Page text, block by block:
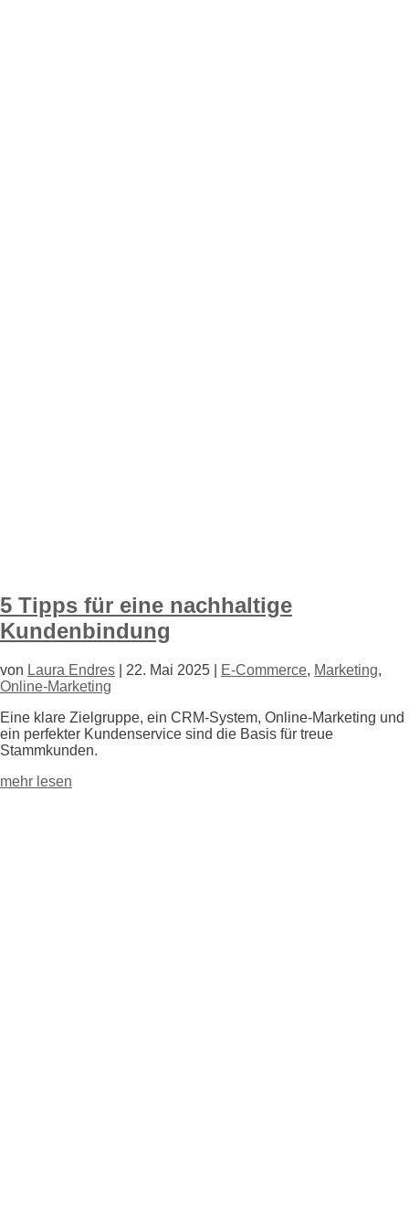
5 Tipps für eine nachhaltige
Kundenbindung
von Laura Endres 22. Mai 2025 E-Commerce, Marketing,
Online-Marketing
Eine klare Zielgruppe, ein CRM-System, Online-Marketing und
ein perfekter Kundenservice sind die Basis für treue
Stammkunden.
mehr lesen